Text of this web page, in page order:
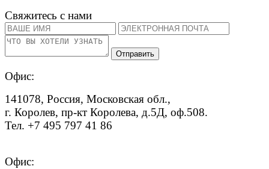
Свяжитесь с нами
Офис:
141078, Россия, Московская обл.,
г. Королев, пр-кт Королева, д.5Д, оф.508.
Тел. +7 495 797 41 86
Офис: